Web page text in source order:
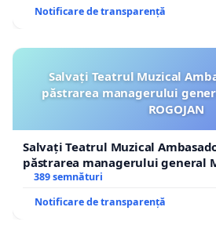
Notificare de transparență
Salvați Teatrul Muzical
păstrarea managerului
ROGOJAN
Salvați Teatrul Muzical
păstrarea managerului general
ROGOJAN
389 semnături
Notificare de transparență